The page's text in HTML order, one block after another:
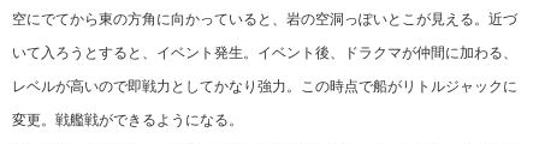
空にでてから東の方角に向かっていると、岩の空洞っぽいとこが見える。近づ
いて入ろうとすると、イベント発生。イベント後、ドラクマが仲間に加わる、
レベルが高いので即戦力としてかなり強力。この時点で船がリトルジャックに
変更。戦艦戦ができるようになる。